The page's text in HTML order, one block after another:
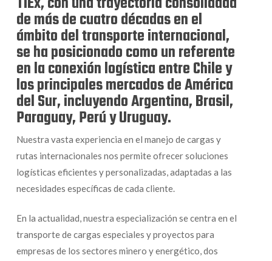
de más de cuatro décadas en el
ámbito del transporte internacional,
se ha posicionado como un referente
en la conexión logística entre Chile y
los principales mercados de América
del Sur, incluyendo Argentina, Brasil,
Paraguay, Perú y Uruguay.
Nuestra vasta experiencia en el manejo de cargas y
rutas internacionales nos permite ofrecer soluciones
logísticas eficientes y personalizadas, adaptadas a las
necesidades específicas de cada cliente.
En la actualidad, nuestra especialización se centra en el
transporte de cargas especiales y proyectos para
empresas de los sectores minero y energético, dos